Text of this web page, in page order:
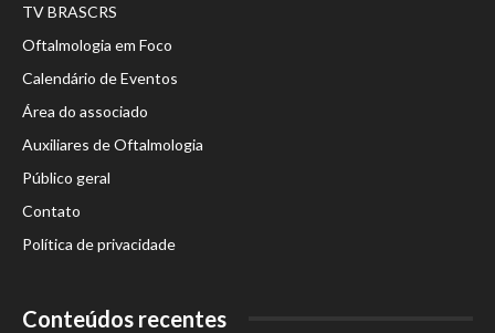
TV BRASCRS
Oftalmologia em Foco
Calendário de Eventos
Área do associado
Auxiliares de Oftalmologia
Público geral
Contato
Política de privacidade
Conteúdos recentes